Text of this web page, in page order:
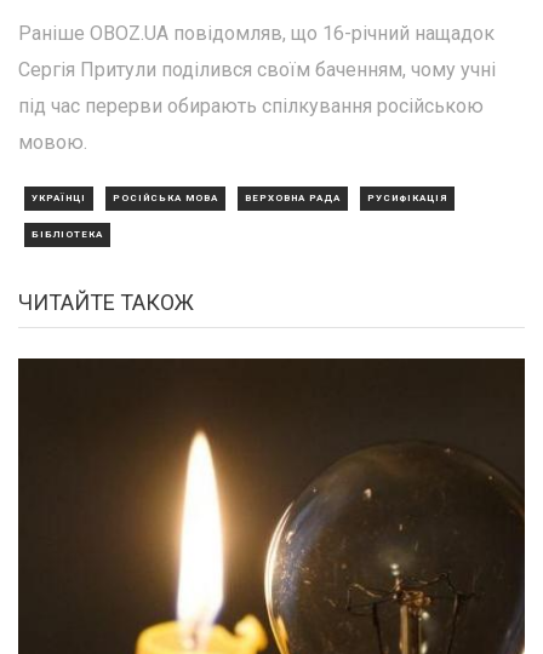
Раніше OBOZ.UA повідомляв, що 16-річний нащадок
Сергія Притули поділився своїм баченням, чому учні
під час перерви обирають спілкування російською
мовою.
УКРАЇНЦІ РОСІЙСЬКА МОВА ВЕРХОВНА РАДА РУСИФІКАЦІЯ
БІБЛІОТЕКА
ЧИТАЙТЕ ТАКОЖ